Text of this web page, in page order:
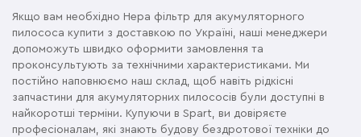
Якщо вам необхідно Hepa фільтр для акумуляторного
пилососа купити з доставкою по Україні, наші менеджери
допоможуть швидко оформити замовлення та
проконсультують за технічними характеристиками. Ми
постійно наповнюємо наш склад, щоб навіть рідкісні
запчастини для акумуляторних пилососів були доступні в
найкоротші терміни. Купуючи в Spart, ви довіряєте
професіоналам, які знають будову бездротової техніки до